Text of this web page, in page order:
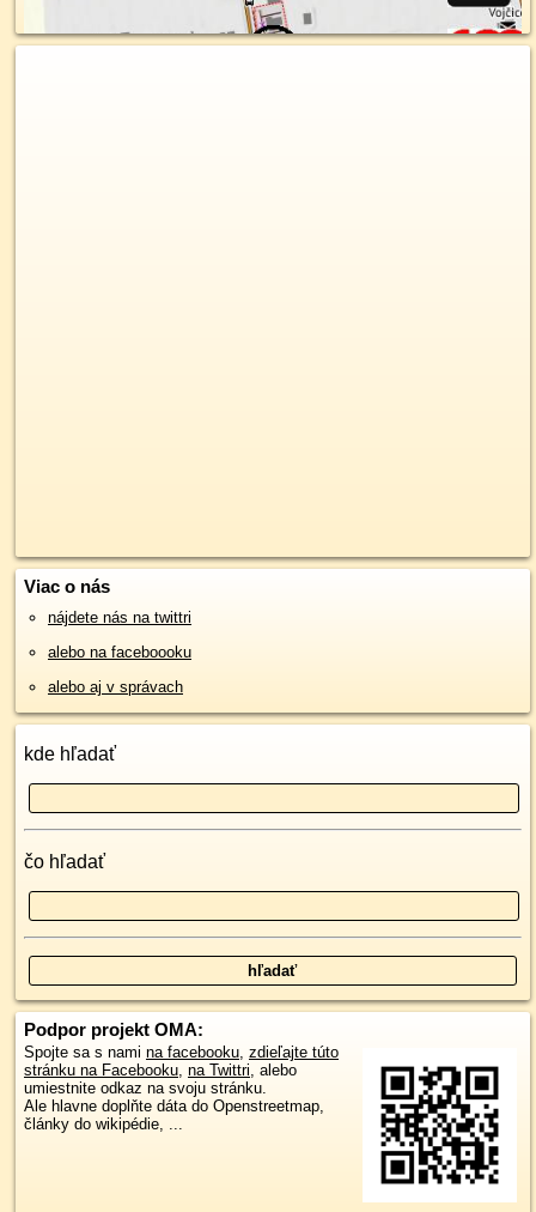
Viac o nás
nájdete nás na twittri
alebo na faceboooku
alebo aj v správach
kde hľadať
čo hľadať
Podpor projekt OMA:
Spojte sa s nami na facebooku, zdieľajte túto
stránku na Facebooku, na Twittri, alebo
umiestnite odkaz na svoju stránku.
Ale hlavne doplňte dáta do Openstreetmap,
články do wikipédie, ...